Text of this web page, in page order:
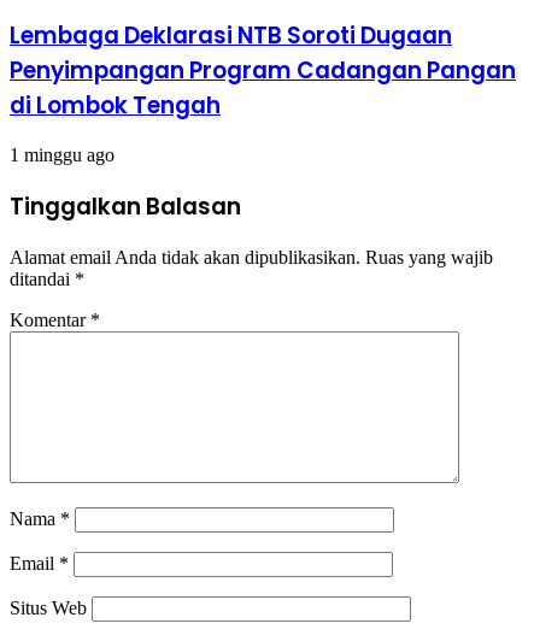
Lembaga Deklarasi NTB Soroti Dugaan
Penyimpangan Program Cadangan Pangan
di Lombok Tengah
1 minggu ago
Tinggalkan Balasan
Alamat email Anda tidak akan dipublikasikan. Ruas yang wajib
ditandai *
Komentar *
Nama *
Email *
Situs Web